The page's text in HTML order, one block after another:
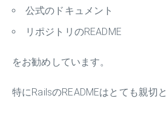
公式のドキュメント
リポジトリのREADME
をお勧めしています。
特にRailsのREADMEはとても親切と